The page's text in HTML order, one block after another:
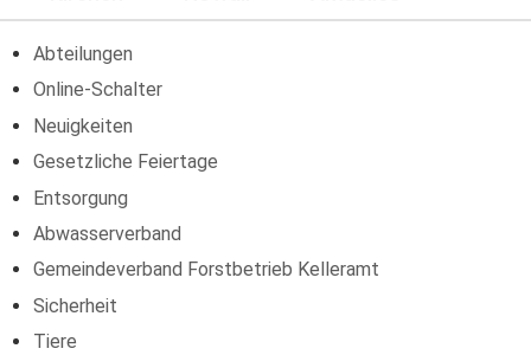
Abteilungen
Online-Schalter
Neuigkeiten
Gesetzliche Feiertage
Entsorgung
Abwasserverband
Gemeindeverband Forstbetrieb Kelleramt
Sicherheit
Tiere